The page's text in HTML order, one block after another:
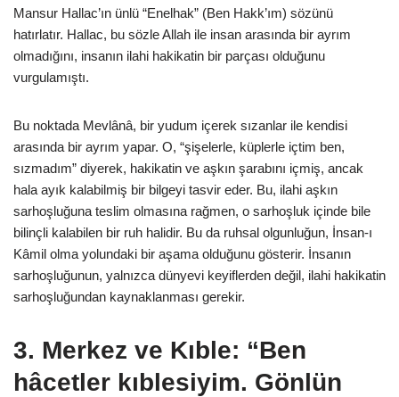
Mansur Hallac’ın ünlü “Enelhak” (Ben Hakk’ım) sözünü
hatırlatır. Hallac, bu sözle Allah ile insan arasında bir ayrım
olmadığını, insanın ilahi hakikatin bir parçası olduğunu
vurgulamıştı.
Bu noktada Mevlânâ, bir yudum içerek sızanlar ile kendisi
arasında bir ayrım yapar. O, “şişelerle, küplerle içtim ben,
sızmadım” diyerek, hakikatin ve aşkın şarabını içmiş, ancak
hala ayık kalabilmiş bir bilgeyi tasvir eder. Bu, ilahi aşkın
sarhoşluğuna teslim olmasına rağmen, o sarhoşluk içinde bile
bilinçli kalabilen bir ruh halidir. Bu da ruhsal olgunluğun, İnsan-ı
Kâmil olma yolundaki bir aşama olduğunu gösterir. İnsanın
sarhoşluğunun, yalnızca dünyevi keyiflerden değil, ilahi hakikatin
sarhoşluğundan kaynaklanması gerekir.
3. Merkez ve Kıble: “Ben
hâcetler kıblesiyim. Gönlün